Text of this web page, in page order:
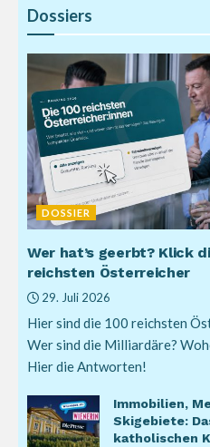
Dossiers
DOSSIER
Wer hat’s geerbt? Klick
reichsten Österreicher
29. Juli 2026
Hier sind die 100 reichsten
Wer sind die Milliardäre?
Hier die Antworten!
Immobilien,
Skigebiete:
katholischen